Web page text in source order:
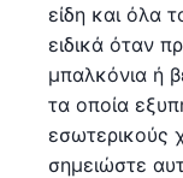
είδη και όλα
ειδικά όταν
μπαλκόνια ή
τα οποία
εσωτερικούς
σημειώστε